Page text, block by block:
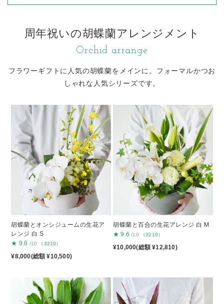
周年祝いの胡蝶蘭アレンジメント
Orchid arrange
フラワーギフトに人気の胡蝶蘭をメインに。 フォーマルかつお
しゃれな人気シリーズです。
胡蝶蘭とオンシジュームの生花ア
レンジ 白 S
★ 9.6 /10 （3210）
¥8,000(総額 ¥10,500)
胡蝶蘭と百合の生花アレンジ 白 M
★ 9.6 /10 （3210）
¥10,000(総額 ¥12,810)